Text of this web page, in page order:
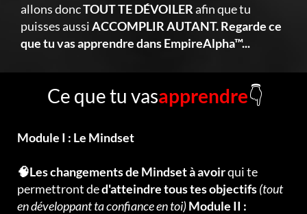
allons doncTOUT TE DÉVOILERafin que tu
puisses aussiACCOMPLIR AUTANT. Regarde ce
que tu vas apprendre dans EmpireAlpha™...
Ce que tu vasapprendre👇
Module I : Le Mindset
🧠Les changements de Mindset à avoirqui te
permettront ded'atteindre tous tes objectifs(tout
en développant ta confiance en toi)Module II :